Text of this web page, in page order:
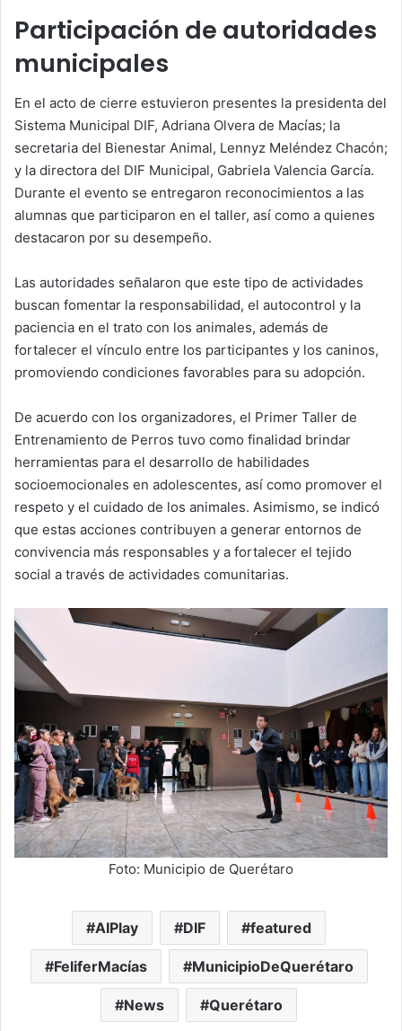
Participación de autoridades
municipales
En el acto de cierre estuvieron presentes la presidenta del
Sistema Municipal DIF, Adriana Olvera de Macías; la
secretaria del Bienestar Animal, Lennyz Meléndez Chacón;
y la directora del DIF Municipal, Gabriela Valencia García.
Durante el evento se entregaron reconocimientos a las
alumnas que participaron en el taller, así como a quienes
destacaron por su desempeño.
Las autoridades señalaron que este tipo de actividades
buscan fomentar la responsabilidad, el autocontrol y la
paciencia en el trato con los animales, además de
fortalecer el vínculo entre los participantes y los caninos,
promoviendo condiciones favorables para su adopción.
De acuerdo con los organizadores, el Primer Taller de
Entrenamiento de Perros tuvo como finalidad brindar
herramientas para el desarrollo de habilidades
socioemocionales en adolescentes, así como promover el
respeto y el cuidado de los animales. Asimismo, se indicó
que estas acciones contribuyen a generar entornos de
convivencia más responsables y a fortalecer el tejido
social a través de actividades comunitarias.
Foto: Municipio de Querétaro
AIPlay DIF featured
FeliferMacías MunicipioDeQuerétaro
News Querétaro